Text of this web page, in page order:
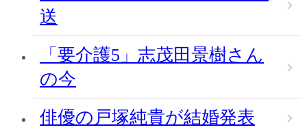
送
「要介護5」志茂田景樹さん
の今
俳優の戸塚純貴が結婚発表